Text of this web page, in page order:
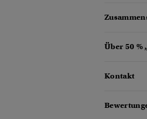
Über 50 %
Kontakt